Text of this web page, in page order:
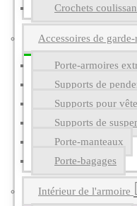
Crochets
Accessoires de garde-
Porte-armoires
Supports de
Supports pour
Supports de
Porte-manteaux
Porte-bagages
Intérieur de l'armoire